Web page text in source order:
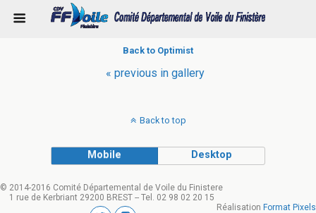
Back to Optimist
« previous in gallery
Back to top
Mobile Desktop
© 2014-2016 Comité Départemental de Voile du Finistere
1 rue de Kerbriant 29200 BREST -- Tel. 02 98 02 20 15
Réalisation Format Pixels